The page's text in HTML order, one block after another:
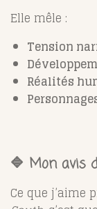
Elle mêle :
Tension
Réalités
🔷 Mon avis
Ce que j’aime